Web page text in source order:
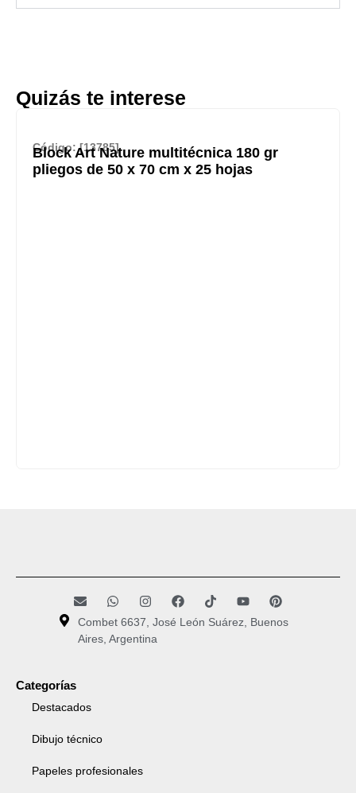
Quizás te interese
Código: [13785]
Block Art Nature multitécnica 180 gr
pliegos de 50 x 70 cm x 25 hojas
Combet 6637, José León Suárez, Buenos
Aires, Argentina
Categorías
Destacados
Dibujo técnico
Papeles profesionales